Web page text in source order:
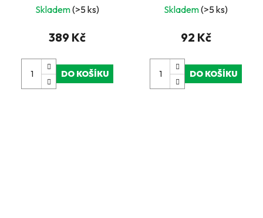
Skladem(>5 ks)
389 Kč
DO KOŠÍKU
Skladem(>5 ks)
92 Kč
DO KOŠÍKU